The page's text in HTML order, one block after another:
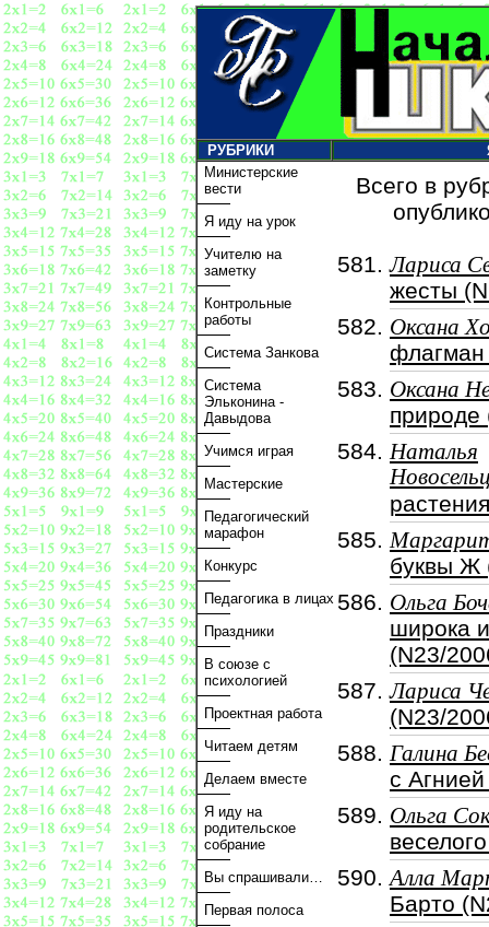
РУБРИКИ
Министерские
вести
Я иду на урок
Учителю на
заметку
Контрольные
работы
Система Занкова
Система
Эльконина -
Давыдова
Учимся играя
Мастерские
Педагогический
марафон
Конкурс
Педагогика в лицах
Праздники
В союзе с
психологией
Проектная работа
Читаем детям
Делаем вместе
Я иду на
родительское
собрание
Вы спрашивали…
Первая полоса
Всего в
Лариса
жесты
Оксана
флагман
Оксана
природе
Наталья
буквы Ж
Ольга
широка
(N23/
Лариса
(N23/
Галина
с
Ольга
Алла
Барто